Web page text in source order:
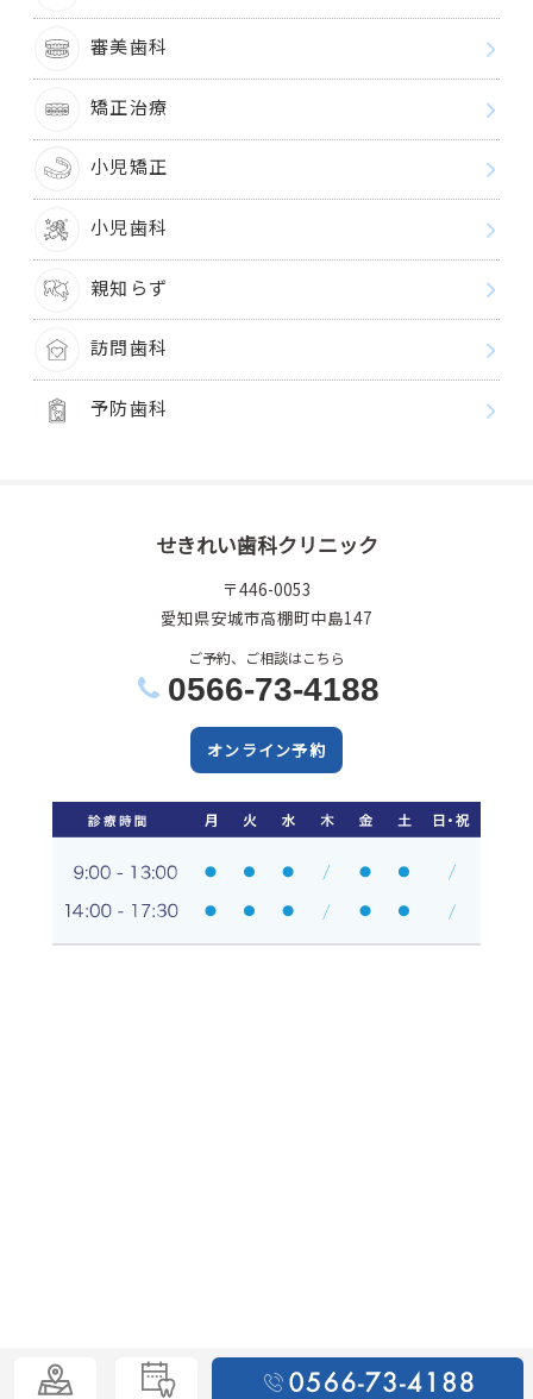
審美歯科
矯正治療
小児矯正
小児歯科
親知らず
訪問歯科
予防歯科
せきれい歯科クリニック
〒446-0053
愛知県安城市高棚町中島147
ご予約、ご相談はこちら
0566-73-4188
オンライン予約
© Sekirei Dental Clinic